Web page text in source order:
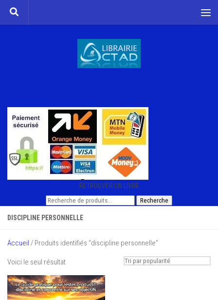
Skip to content
RETROUVER UN LIVRE
Recherche
Recherche
DISCIPLINE PERSONNELLE
Accueil / Produits identifiés “discipline personnelle”
Voici le seul résultat